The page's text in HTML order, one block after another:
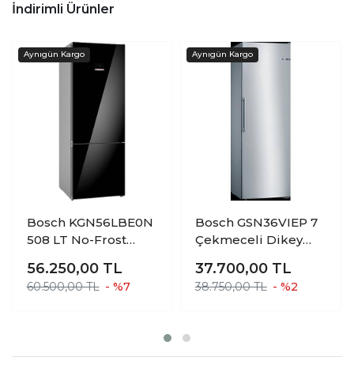
İndirimli Ürünler
Bosch KGN56LBE0N
508 LT No-Frost
Buzdolabı
56.250,00 TL
60.500,00 TL - %7
Bosch GSN36VIEP 7
Çekmeceli Dikey
37.700,00 TL
38.750,00 TL - %2